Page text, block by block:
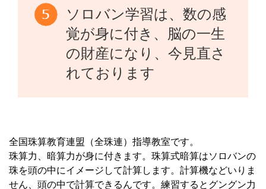
ソロバン学習は、数の感
覚が身に付き、脳の一生
の財産になり、今見直さ
れております
全国珠算教育連盟（全珠連）指導教室です。
珠算力、暗算力が身に付きます。珠算式暗算はソロバンの
珠を頭の中にイメージして計算します。計算機などいりま
せん、頭の中で計算できるんです。練習するとグングン力